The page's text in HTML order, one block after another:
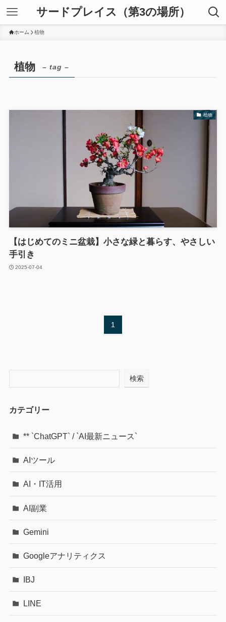
サードプレイス（第3の場所）
ホーム 植物
植物 – tag –
植物
【はじめてのミニ盆栽】小さな緑と暮らす、やさしい
手引き
2025-07-04
1
検索
カテゴリー
** `ChatGPT` / `AI最新ニュース`
AIツール
AI・IT活用
AI副業
Gemini
Googleアナリティクス
IBJ
LINE